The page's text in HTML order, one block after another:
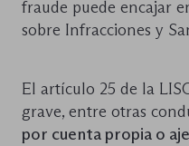
fraude puede encajar
sobre Infracciones y
El artículo 25 de la
grave, entre otras
por cuenta propia o